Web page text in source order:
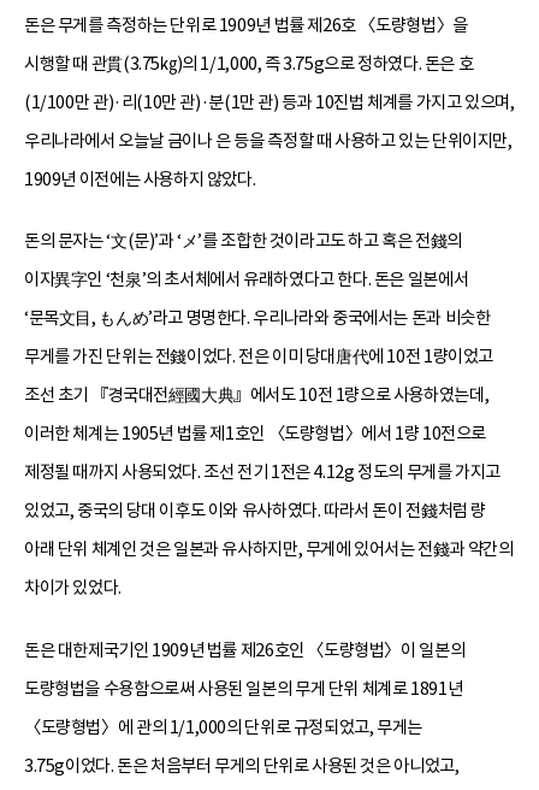
돈은 무게를 측정하는 단위로 1909년 법률 제26호 〈도량형법〉을
시행할 때 관貫(3.75㎏)의 1/1,000, 즉 3.75g으로 정하였다. 돈은 호
(1/100만 관)·리(10만 관)·분(1만 관) 등과 10진법 체계를 가지고 있으며,
우리나라에서 오늘날 금이나 은 등을 측정할 때 사용하고 있는 단위이지만,
1909년 이전에는 사용하지 않았다.
돈의 문자는 ‘文(문)’과 ‘メ’를 조합한 것이라고도 하고 혹은 전錢의
이자異字인 ‘천泉’의 초서체에서 유래하였다고 한다. 돈은 일본에서
‘문목文目, もんめ’라고 명명한다. 우리나라와 중국에서는 돈과 비슷한
무게를 가진 단위는 전錢이었다. 전은 이미 당대唐代에 10전 1량이었고
조선 초기 『경국대전經國大典』에서도 10전 1량으로 사용하였는데,
이러한 체계는 1905년 법률 제1호인 〈도량형법〉에서 1량 10전으로
제정될 때까지 사용되었다. 조선 전기 1전은 4.12g 정도의 무게를 가지고
있었고, 중국의 당대 이후도 이와 유사하였다. 따라서 돈이 전錢처럼 량
아래 단위 체계인 것은 일본과 유사하지만, 무게에 있어서는 전錢과 약간의
차이가 있었다.
돈은 대한제국기인 1909년 법률 제26호인 〈도량형법〉이 일본의
도량형법을 수용함으로써 사용된 일본의 무게 단위 체계로 1891년
〈도량형법〉에 관의 1/1,000의 단위로 규정되었고, 무게는
3.75g이었다. 돈은 처음부터 무게의 단위로 사용된 것은 아니었고,